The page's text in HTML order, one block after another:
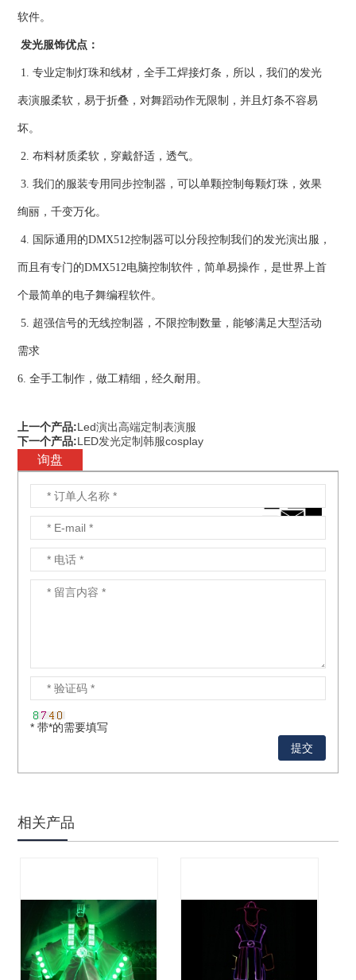
软件。
发光服饰优点：
1. 专业定制灯珠和线材，全手工焊接灯条，所以，我们的发光
表演服柔软，易于折叠，对舞蹈动作无限制，并且灯条不容易
坏。
2. 布料材质柔软，穿戴舒适，透气。
3. 我们的服装专用同步控制器，可以单颗控制每颗灯珠，效果
绚丽，千变万化。
4. 国际通用的DMX512控制器可以分段控制我们的发光演出服，
而且有专门的DMX512电脑控制软件，简单易操作，是世界上首
个最简单的电子舞编程软件。
5. 超强信号的无线控制器，不限控制数量，能够满足大型活动
需求
6. 全手工制作，做工精细，经久耐用。
上一个产品:Led演出高端定制表演服
下一个产品:LED发光定制韩服cosplay
询盘
* 带*的需要填写
相关产品